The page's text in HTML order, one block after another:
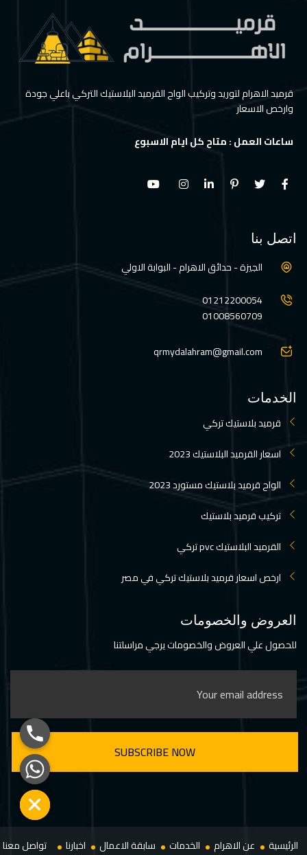
قرميد الاهرام لتوريد وتركيب الواح القرميد البلاستيك التركي باعلي جودة
وارخص الاسعار
ساعات العمل : متاح كل ايام الاسبوع
اتصل بنا
الجيزة - حدائق الاهرام - البوابة الاولي
01212200054
01008560709
qrmydalahram@gmail.com
الخدمات
قرميد بلاستيك تركي
اسعار القرميد البلاستيك 2023
الواح قرميد بلاستيك مستورد 2023
تركيب قرميد بلاستيك
القرميد البلاستيك pvc تركي
ارخص اسعار قرميد بلاستيك تركي في مصر
العروض والخصومات
للحصول علي العروض والخصومات يرجي مراسلتنا
الرئيسية عن الاهرام الخدمات سابقة الاعمال اخبارنا تواصل معنا
Hide chaty